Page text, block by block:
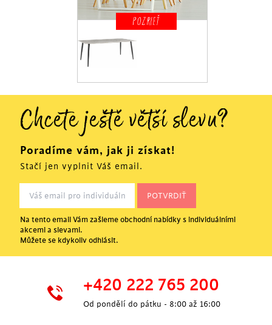
POZRIEŤ
Chcete ještě větší slevu?
Poradíme vám, jak ji získat!
Stačí jen vyplnit Váš email.
Na tento email Vám zašleme obchodní nabídky s individuálními
akcemi a slevami.
Můžete se kdykoliv odhlásit.
+420 222 765 200
Od pondělí do pátku - 8:00 až 16:00